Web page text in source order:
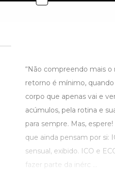
“Não compreendo mais
retorno é mínimo,
corpo que apenas vai e
acúmulos, pela rotina e
para sempre. Mas,
que ainda pensam por si:
sensual, exibido. ICO e
fazer parte da inérc ...